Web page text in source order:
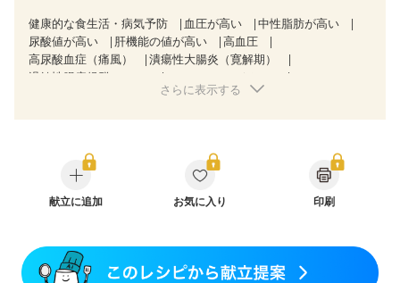
健康的な食生活・病気予防 血圧が高い
中性脂肪が高い
尿酸値が高い
肝機能の値が高い
高血圧
高尿酸血症（痛風）
潰瘍性大腸炎（寛解期）
過敏性腸症候群（IBS）
CKD（ステージ３a）
乳がん（抗がん剤治療中）
乳がん（ホルモン療法中）
妊婦健診・体重増加が気になる（初期）
妊婦健診・血圧が気になる（初期）
妊婦健診・血糖値が気になる（初期）
妊娠高血圧(中期)
フレイル（年齢に合わせた体作り）
ニキビ・肌荒れ
妊活中 更年期
さらに表示する
献立に追加 お気に入り 印刷